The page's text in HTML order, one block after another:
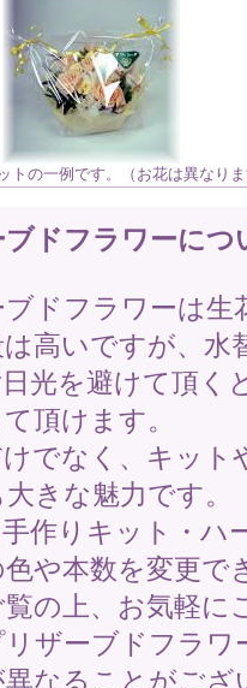
トの一例です。（お花は異なり
ブドフラワーにつ
ドフラワーは生
高いですが、水
光を避けて頂く
頂けます。
でなく、キット
きな魅力です。
作りキット・ハ
色や本数を変更
覧の上、お気軽に
ザーブドフラワ
異なることがご